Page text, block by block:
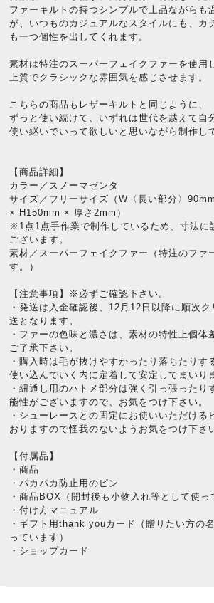
ファーキルトの持つシンプルで上品ながらも
が、いつものカジュアルなスタイルにも、カ
も一つ個性を出してくれます。
素材は特注のスーパーフェイクファーを使用
上質でクラシックな雰囲気を感じさせます。
こちらの商品もレザーキルトと同じように、
ずっと使い続けて、いずれは世代を越えて自
使い継いでいって欲しいと思いながら制作し
【商品詳細】
カラー／スノーマゼンタ
サイズ／フリーサイズ（W〈長い部分〉
× H150mm × 厚さ2mm）
※1点1点手作業で制作しているため、寸法に
ございます。
素材／スーパーフェイクファー（特注のファ
す。）
【注意事項】※必ずご確認下さい。
・発送は入金確認後、12月12日以降に順次
送となります。
・ファーの色味と濃さは、素材の特性上個体
ご了承下さい。
・購入時は毛が抜けやすかったり落ちたりす
使い込んでいく内に定着して安定してまいり
・紐通し用のハトメ部分は強く引っ張ったり
能性がございますので、お気をつけ下さい。
・シューレースとの固定にお使いいただける
おりますので怪我のないようお気をつけ下さ
【付属品】
・商品
・パカパカ防止用のピン
・商品BOX（開封後も小物入れ等として使っ
・付け方マニュアル
・ギフト用thank youカード（贈りたい方の
っています）
・ショップカード